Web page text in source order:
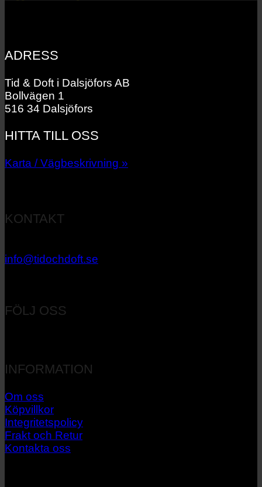
ADRESS
Tid & Doft i Dalsjöfors AB
Bollvägen 1
516 34 Dalsjöfors
HITTA TILL OSS
Karta / Vägbeskrivning »
KONTAKT
info@tidochdoft.se
FÖLJ OSS
INFORMATION
Om oss
Köpvillkor
Integritetspolicy
Frakt och Retur
Kontakta oss